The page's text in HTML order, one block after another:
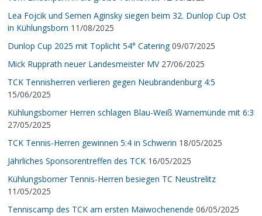
Lea Fojcik und Semen Aginsky siegen beim 32. Dunlop Cup Ost
in Kühlungsborn 11/08/2025
Dunlop Cup 2025 mit Toplicht 54° Catering 09/07/2025
Mick Rupprath neuer Landesmeister MV 27/06/2025
TCK Tennisherren verlieren gegen Neubrandenburg 4:5
15/06/2025
Kühlungsborner Herren schlagen Blau-Weiß Warnemünde mit 6:3
27/05/2025
TCK Tennis-Herren gewinnen 5:4 in Schwerin 18/05/2025
Jährliches Sponsorentreffen des TCK 16/05/2025
Kühlungsborner Tennis-Herren besiegen TC Neustrelitz
11/05/2025
Tenniscamp des TCK am ersten Maiwochenende 06/05/2025